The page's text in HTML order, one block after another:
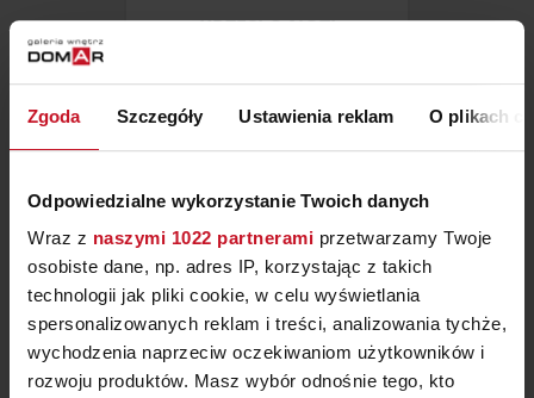
Zgoda Szczegóły Ustawienia reklam O plikach
Odpowiedzialne wykorzystanie Twoich danych
Wraz z naszymi 1022 partnerami przetwarzamy Twoje
osobiste dane, np. adres IP, korzystając z takich
technologii jak pliki cookie, w celu wyświetlania
spersonalizowanych reklam i treści, analizowania tychże,
wychodzenia naprzeciw oczekiwaniom użytkowników i
rozwoju produktów. Masz wybór odnośnie tego, kto
KRZESŁO NOTI
ZAPYTAJ O CENĘ W SALONIE